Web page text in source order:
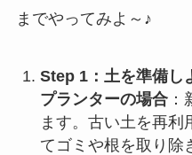
までやってみよ～♪
Step 1：土を準備し
プランターの場合：
ます。古い土を再利
てゴミや根を取り除